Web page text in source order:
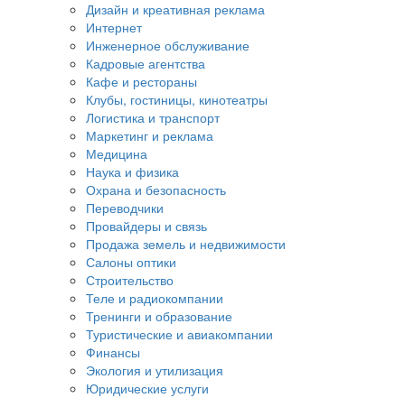
Дизайн и креативная реклама
Интернет
Инженерное обслуживание
Кадровые агентства
Кафе и рестораны
Клубы, гостиницы, кинотеатры
Логистика и транспорт
Маркетинг и реклама
Медицина
Наука и физика
Охрана и безопасность
Переводчики
Провайдеры и связь
Продажа земель и недвижимости
Салоны оптики
Строительство
Теле и радиокомпании
Тренинги и образование
Туристические и авиакомпании
Финансы
Экология и утилизация
Юридические услуги